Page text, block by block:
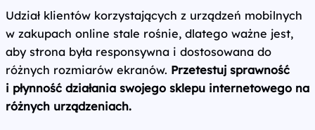
Udział klientów korzystających z urządzeń mobilnych
w zakupach online stale rośnie, dlatego ważne jest,
aby strona była responsywna i dostosowana do
różnych rozmiarów ekranów. Przetestuj sprawność
i płynność działania swojego sklepu internetowego na
różnych urządzeniach.